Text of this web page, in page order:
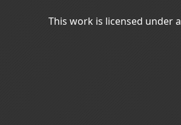
This work is licensed under a